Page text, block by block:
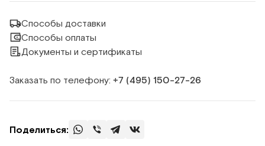
Способы доставки
Способы оплаты
Документы и сертификаты
Заказать по телефону: +7 (495) 150‑27‑26
Поделиться: